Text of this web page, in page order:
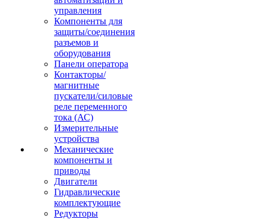
управления
Компоненты для
защиты/соединения
разъемов и
оборудования
Панели оператора
Контакторы/
магнитные
пускатели/силовые
реле переменного
тока (АС)
Измерительные
устройства
Механические
компоненты и
приводы
Двигатели
Гидравлические
комплектующие
Редукторы